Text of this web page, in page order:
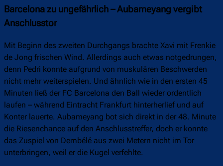
Barcelona zu ungefährlich – Aubameyang vergibt
Anschlusstor
Mit Beginn des zweiten Durchgangs brachte Xavi mit Frenkie
de Jong frischen Wind. Allerdings auch etwas notgedrungen,
denn Pedri konnte aufgrund von muskulären Beschwerden
nicht mehr weiterspielen. Und ähnlich wie in den ersten 45
Minuten ließ der FC Barcelona den Ball wieder ordentlich
laufen – während Eintracht Frankfurt hinterherlief und auf
Konter lauerte. Aubameyang bot sich direkt in der 48. Minute
die Riesenchance auf den Anschlusstreffer, doch er konnte
das Zuspiel von Dembélé aus zwei Metern nicht im Tor
unterbringen, weil er die Kugel verfehlte.